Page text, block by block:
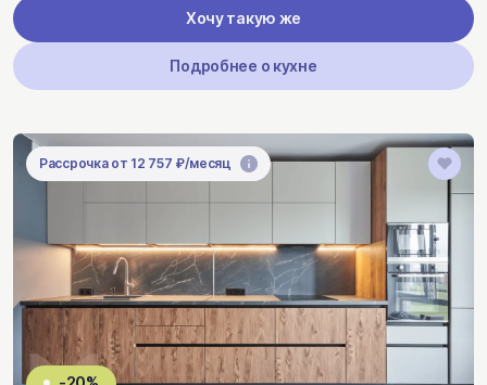
Хочу такую же
Подробнее о кухне
Рассрочка от 12 757 ₽/месяц